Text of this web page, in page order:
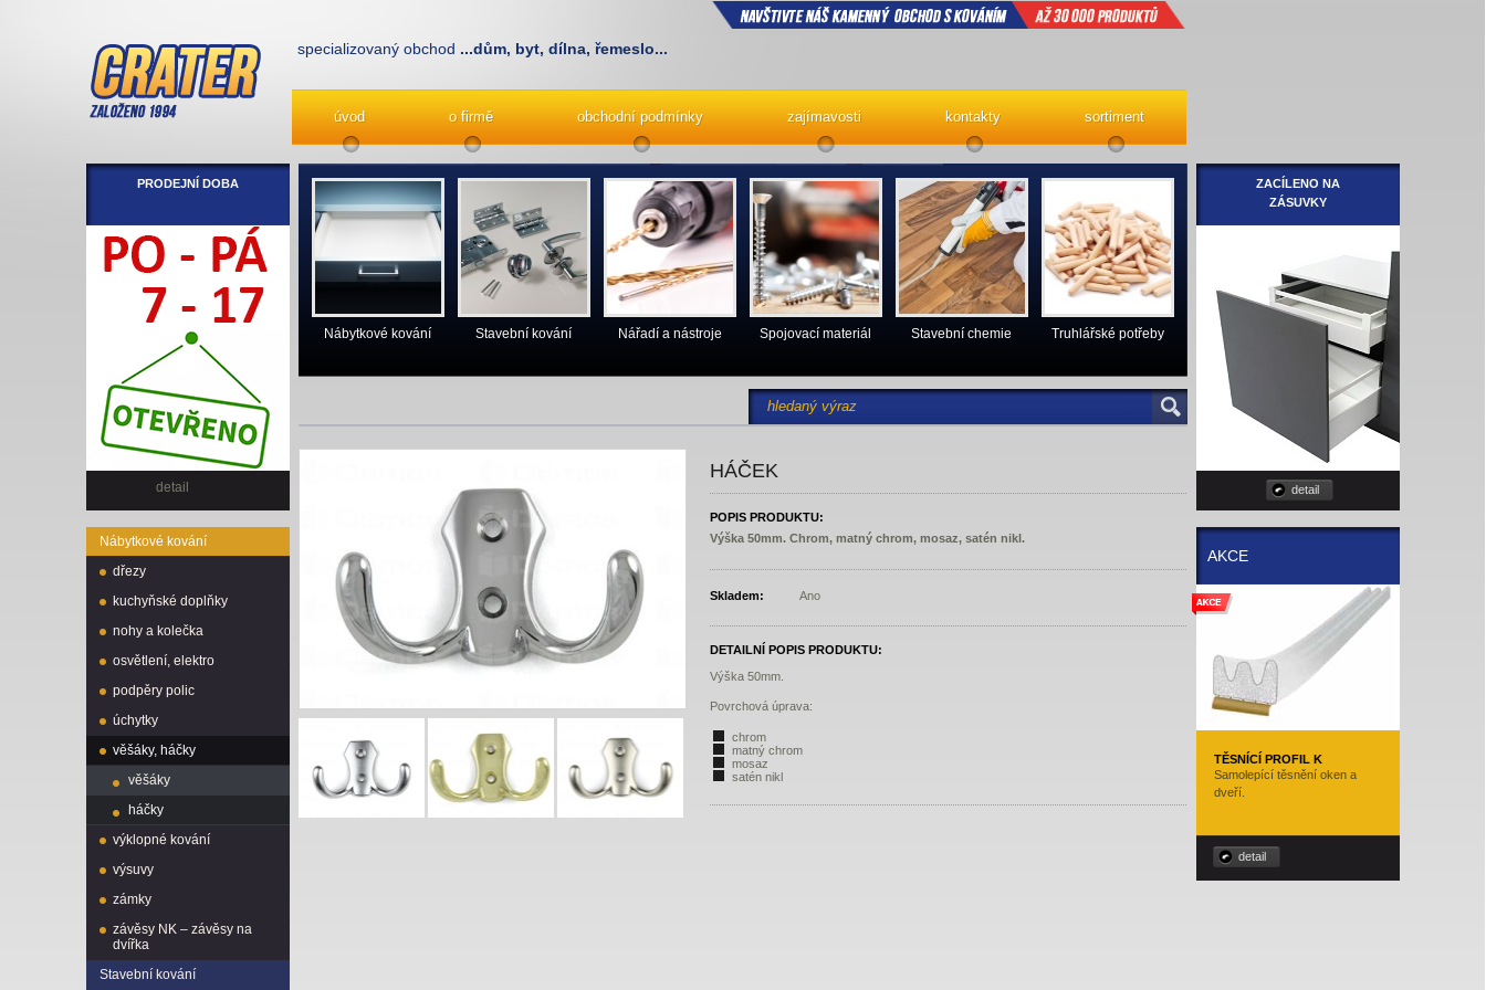
úvod o firmě obchodní podmínky zajímavosti kontakty sortiment
specializovaný obchod ...dům, byt, dílna, řemeslo...
PRODEJNÍ DOBA
detail
Nábytkové kování
dřezy
kuchyňské doplňky
nohy a kolečka
osvětlení, elektro
podpěry polic
úchytky
věšáky, háčky
věšáky
háčky
výklopné kování
výsuvy
zámky
závěsy NK – závěsy na
dvířka
Stavební kování
Nábytkové kování Stavební kování Nářadí a nástroje Spojovací materiál Stavební chemie Truhlářské potřeby
HÁČEK
POPIS PRODUKTU:
Výška 50mm. Chrom, matný chrom, mosaz, satén nikl.
Skladem: Ano
DETAILNÍ POPIS PRODUKTU:
Výška 50mm.
Povrchová úprava:
chrom
matný chrom
mosaz
satén nikl
ZACÍLENO NA
ZÁSUVKY
detail
AKCE
TĚSNÍCÍ PROFIL K
Samolepící těsnění oken a
dveří.
detail